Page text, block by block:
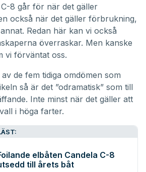
8 går för när det gäller
också när det gäller förbrukning,
Redan här kan vi också
överraskar. Men kanske
vi förväntat oss.
de fem tidiga omdömen som
så är det ”odramatisk” som till
Inte minst när det gäller att
i höga farter.
elbåten Candela C-8
till årets båt